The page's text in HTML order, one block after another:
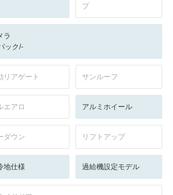
プ
ラ
ック/-
リアゲート サンルーフ
エアロ アルミホイール
ダウン リフトアップ
地仕様 過給機設定モデル